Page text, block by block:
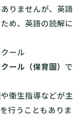
りませんが、英語
め、英語の読解に
ール
ール（保育園） で
衛生指導などが主
行うこともありま